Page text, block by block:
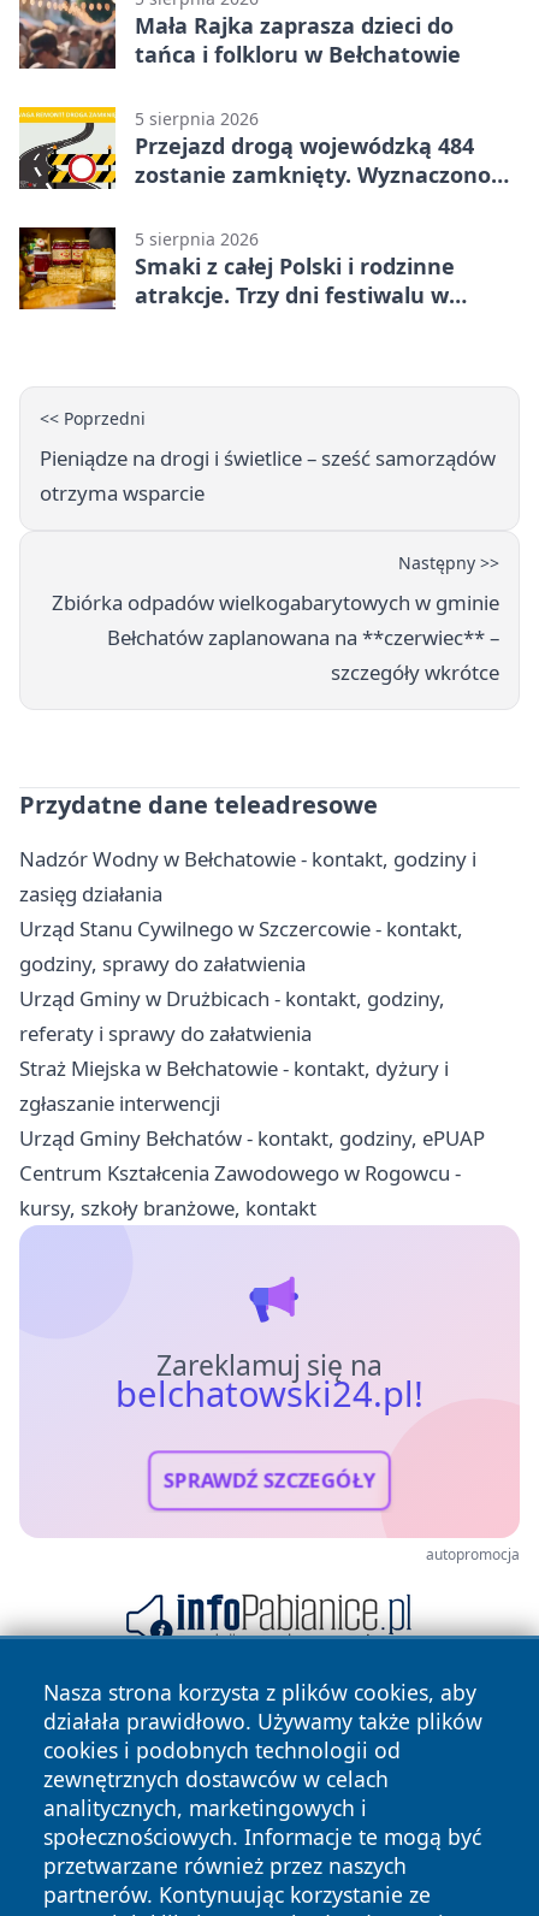
Mała Rajka zaprasza dzieci do
tańca i folkloru w Bełchatowie
5 sierpnia 2026
Przejazd drogą wojewódzką 484
zostanie zamknięty. Wyznaczono
5 sierpnia 2026
Smaki z całej Polski i rodzinne
atrakcje. Trzy dni festiwalu w
<< Poprzedni
Pieniądze na drogi i świetlice – sześć samorządów
otrzyma wsparcie
Następny >>
Zbiórka odpadów wielkogabarytowych w gminie
Bełchatów zaplanowana na **czerwiec** –
szczegóły wkrótce
Przydatne dane teleadresowe
Nadzór Wodny w Bełchatowie - kontakt, godziny i
zasięg działania
Urząd Stanu Cywilnego w Szczercowie - kontakt,
godziny, sprawy do załatwienia
Urząd Gminy w Drużbicach - kontakt, godziny,
referaty i sprawy do załatwienia
Straż Miejska w Bełchatowie - kontakt, dyżury i
zgłaszanie interwencji
Urząd Gminy Bełchatów - kontakt, godziny, ePUAP
Centrum Kształcenia Zawodowego w Rogowcu -
kursy, szkoły branżowe, kontakt
Zareklamuj się na
belchatowski24.pl!
SPRAWDŹ SZCZEGÓŁY
autopromocja
Nasza strona korzysta z plików cookies, aby
działała prawidłowo. Używamy także plików
cookies i podobnych technologii od
zewnętrznych dostawców w celach
analitycznych, marketingowych i
społecznościowych. Informacje te mogą być
przetwarzane również przez naszych
partnerów. Kontynuując korzystanie ze
Copyright © 2026 belchatowski24.pl Wszystkie prawa
zastrzeżone.